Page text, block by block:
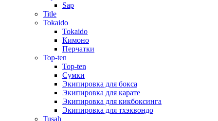
Sap
Title
Tokaido
Tokaido
Кимоно
Перчатки
Top-ten
Top-ten
Сумки
Экипировка для бокса
Экипировка для карате
Экипировка для кикбоксинга
Экипировка для тхэквондо
Tusah